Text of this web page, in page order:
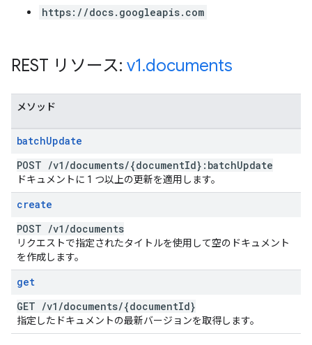
https://docs.googleapis.com
REST リソース: v1.documents
メソッド
batchUpdate
POST /v1 /documents/{documentId}:batchUpdate
ドキュメントに 1 つ以上の更新を適用します。
create
POST /v1 /documents
リクエストで指定されたタイトルを使用して空のドキュメント
を作成します。
get
GET /v1 /documents/{documentId}
指定したドキュメントの最新バージョンを取得します。